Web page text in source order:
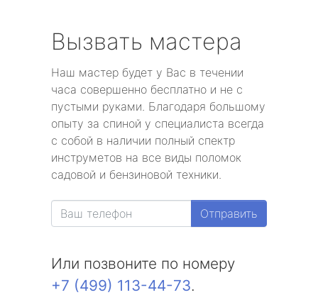
Вызвать мастера
Наш мастер будет у Вас в течении
часа совершенно бесплатно и не с
пустыми руками. Благодаря большому
опыту за спиной у специалиста всегда
с собой в наличии полный спектр
инструметов на все виды поломок
садовой и бензиновой техники.
Отправить
Или позвоните по номеру
+7 (499) 113-44-73.